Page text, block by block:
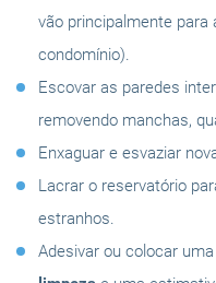
vão principalmente
condomínio).
Escovar as paredes
removendo manchas,
Enxaguar e esvaziar
Lacrar o reservatório
estranhos.
Adesivar ou colocar